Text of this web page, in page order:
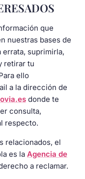
que
nuestras bases de
suprimirla,
retirar tu
ello
a la dirección de
donde te
consulta,
respecto.
relacionados, el
es la Agencia de
a reclamar.